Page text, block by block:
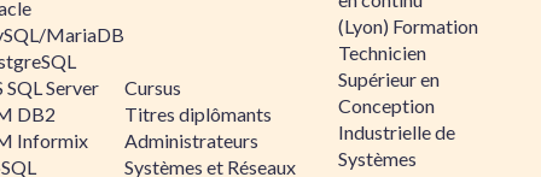
MariaDB
SQL Server
DB2
Informix
Cursus
Titres diplômants
Administrateurs
Systèmes et Réseaux
(Lyon) Formation
Technicien
Supérieur en
Conception
Industrielle de
Systèmes